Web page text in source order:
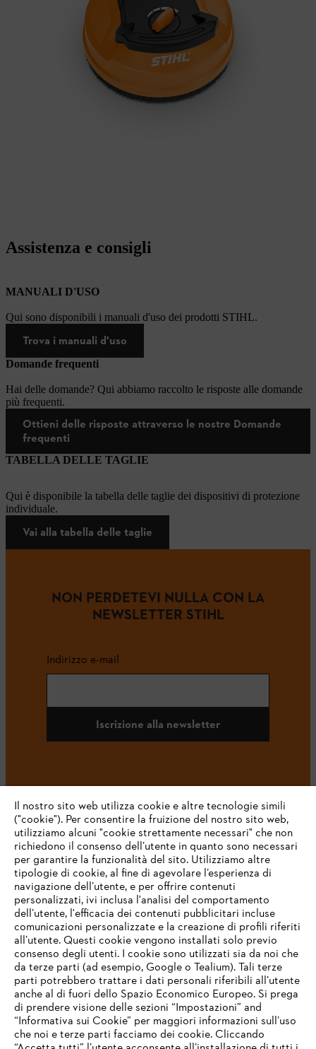
Assistenza e consigli
MANUALI D'USO
Qui sono disponibili i manuali d'uso dei prodotti STIHL.
Trova i manuali d'uso
Domande frequenti
Hai delle domande? Qui abbiamo raccolto le risposte alle domande
più frequenti.
Ottieni delle risposte attraverso le nostre Domande
frequenti
TABELLA DELLE TAGLIE
Qui è disponibile la tabella delle taglie dei dispositivi di protezione
individuale.
Vai alla tabella delle taglie
NON PERDETEVI NULLA CON LA
NEWSLETTER STIHL
Indirizzo e-mail
Iscrizione alla newsletter
L’azienda
STIHL FAQ
Service
IHR BROWSER WIRD NICHT
Il nostro sito web utilizza cookie e altre tecnologie simili
("cookie"). Per consentire la fruizione del nostro sito web,
utilizziamo alcuni "cookie strettamente necessari" che non
richiedono il consenso dell’utente in quanto sono necessari
per garantire la funzionalità del sito. Utilizziamo altre
tipologie di cookie, al fine di agevolare l’esperienza di
navigazione dell’utente, e per offrire contenuti
personalizzati, ivi inclusa l'analisi del comportamento
dell’utente, l'efficacia dei contenuti pubblicitari incluse
comunicazioni personalizzate e la creazione di profili riferiti
all’utente. Questi cookie vengono installati solo previo
consenso degli utenti. I cookie sono utilizzati sia da noi che
da terze parti (ad esempio, Google o Tealium). Tali terze
parti potrebbero trattare i dati personali riferibili all’utente
anche al di fuori dello Spazio Economico Europeo. Si prega
di prendere visione delle sezioni “Impostazioni” and
“Informativa sui Cookie” per maggiori informazioni sull’uso
che noi e terze parti facciamo dei cookie. Cliccando